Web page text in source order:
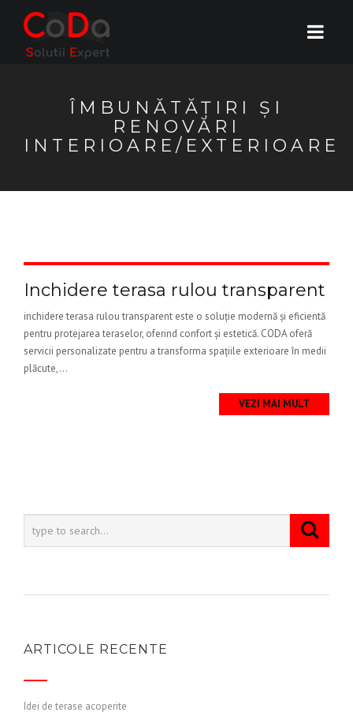
ÎMBUNĂTĂȚIRI ȘI
RENOVĂRI
INTERIOARE/EXTERIOARE
Inchidere terasa rulou transparent
inchidere terasa rulou transparent este o soluție modernă și eficientă
pentru protejarea teraselor, oferind confort și estetică. CODA oferă
servicii personalizate pentru a transforma spațiile exterioare în medii
plăcute,...
VEZI MAI MULT
ARTICOLE RECENTE
Idei de terase acoperite